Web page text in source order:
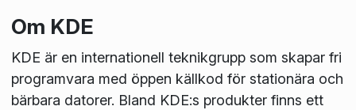
Om KDE
KDE är en internationell teknikgrupp som skapar fri
programvara med öppen källkod för stationära och
bärbara datorer. Bland KDE:s produkter finns ett